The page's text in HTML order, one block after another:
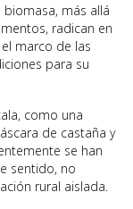
más allá
radican en
marco de las
para su
como una
de castaña y
se han
sentido, no
rural aislada.